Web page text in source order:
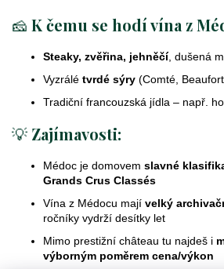
🧀 K čemu se hodí vína z
Steaky, zvěřina, jehněčí, dušená
Vyzrálé tvrdé sýry (Comté,
Tradiční francouzská jídla – např.
💡 Zajímavosti:
Médoc je domovem slavné
Grands Crus Classés
Vína z Médocu mají velký
ročníky vydrží desítky let
Mimo prestižní château tu najdeš i
výborným poměrem cena/výkon